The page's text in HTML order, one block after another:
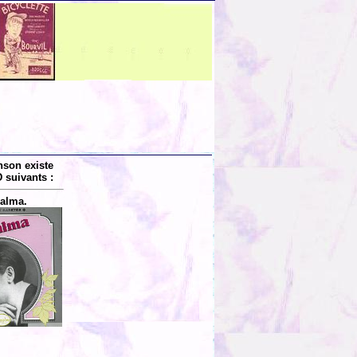
existe
suivants :